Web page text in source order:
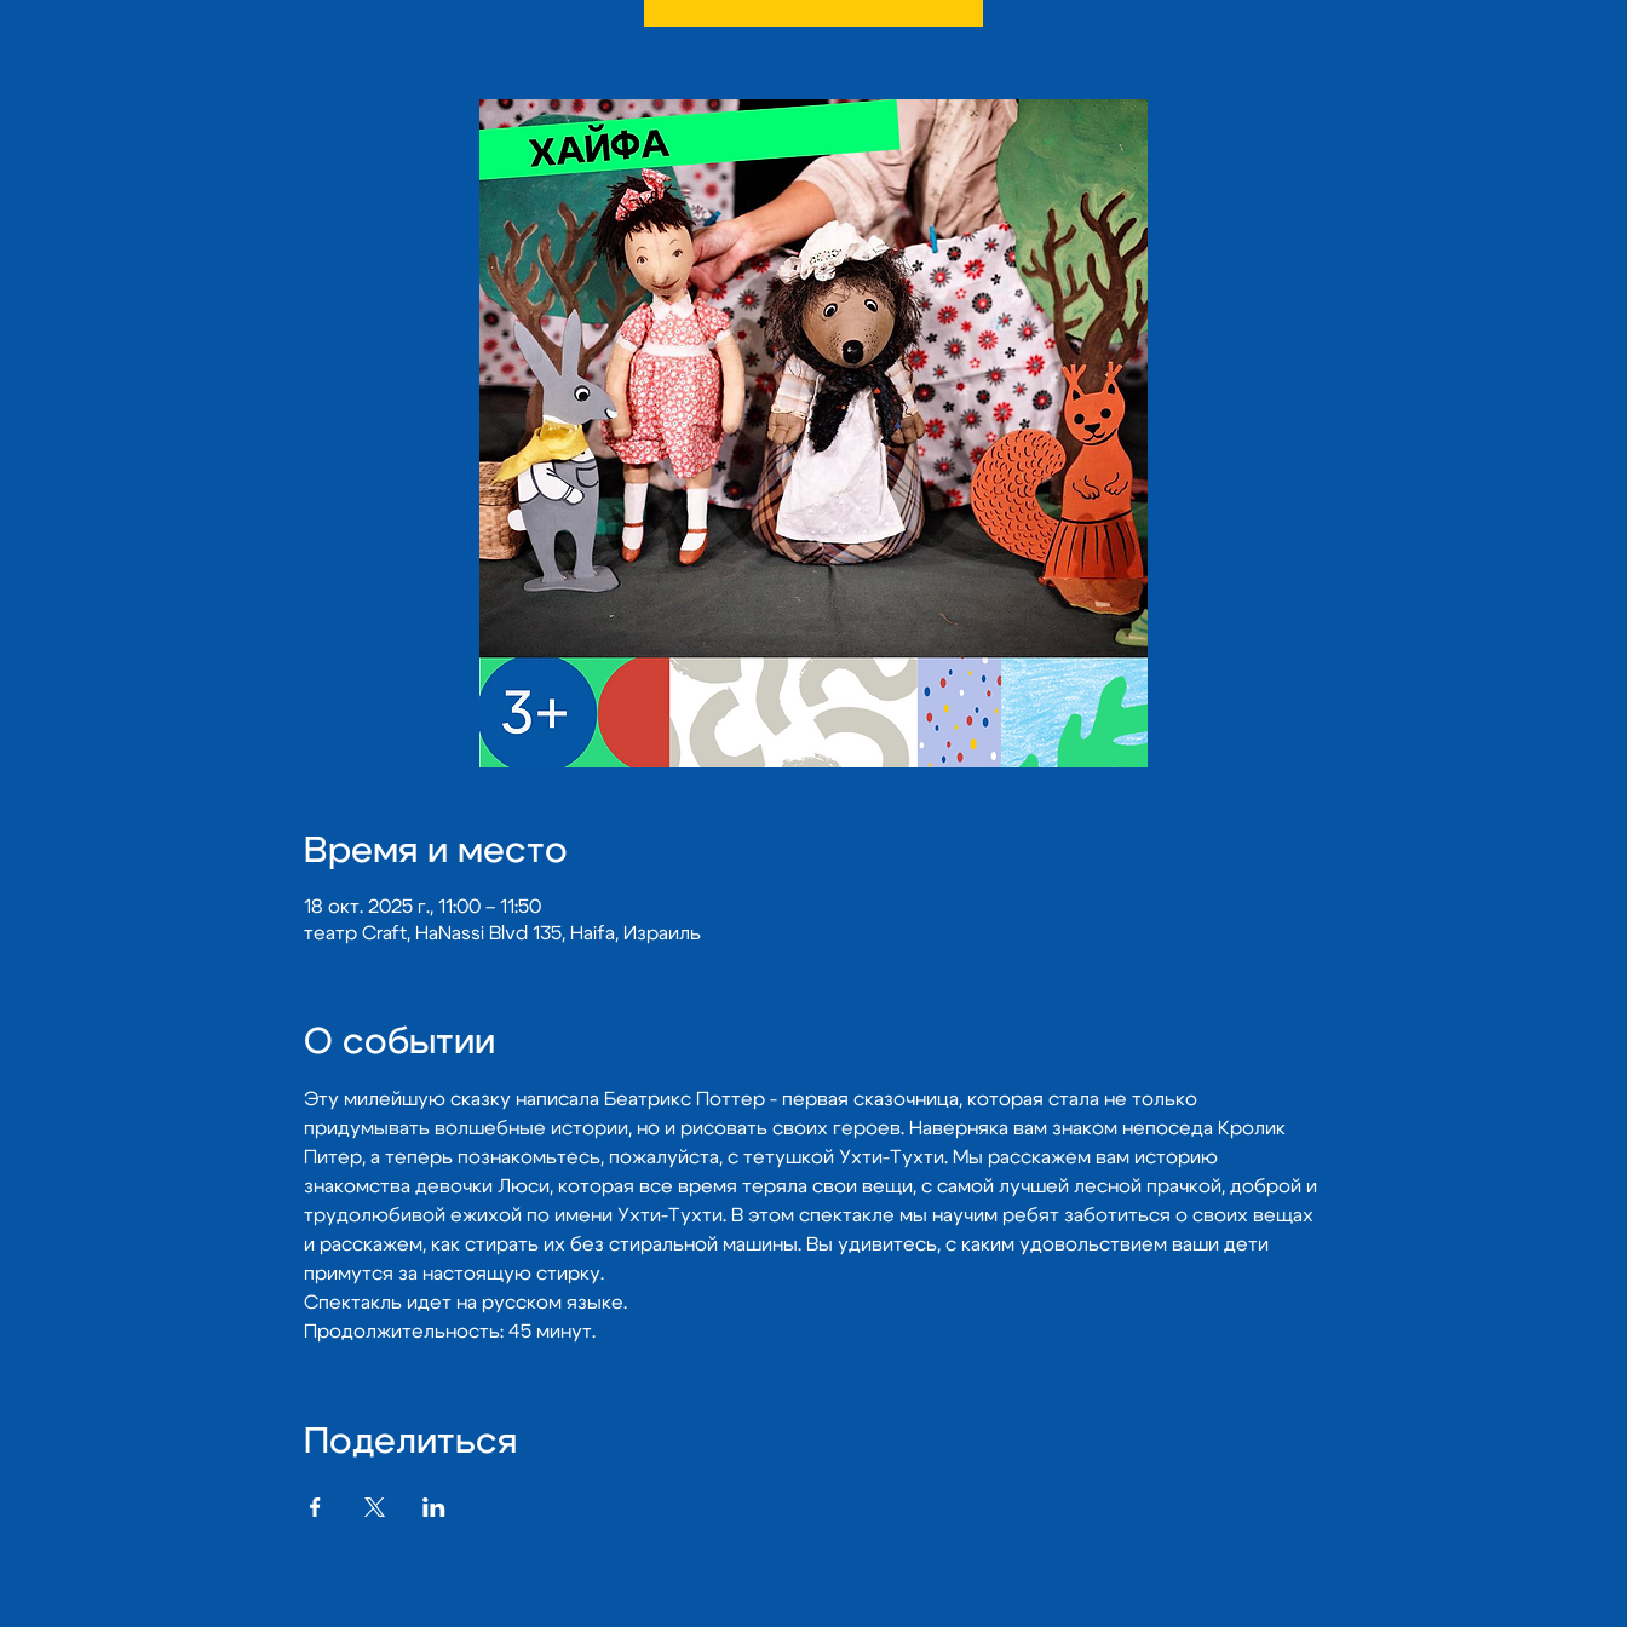
Время и место
18 окт. 2025 г., 11:00 – 11:50
театр Craft, HaNassi Blvd 135, Haifa, Израиль
О событии
Эту милейшую сказку написала Беатрикс Поттер - первая сказочница, которая стала не только
придумывать волшебные истории, но и рисовать своих героев. Наверняка вам знаком непоседа Кролик
Питер, а теперь познакомьтесь, пожалуйста, с тетушкой Ухти-Тухти. Мы расскажем вам историю
знакомства девочки Люси, которая все время теряла свои вещи, с самой лучшей лесной прачкой, доброй и
трудолюбивой ежихой по имени Ухти-Тухти. В этом спектакле мы научим ребят заботиться о своих вещах
и расскажем, как стирать их без стиральной машины. Вы удивитесь, с каким удовольствием ваши дети
примутся за настоящую стирку.
Спектакль идет на русском языке.
Продолжительность: 45 минут.
Поделиться